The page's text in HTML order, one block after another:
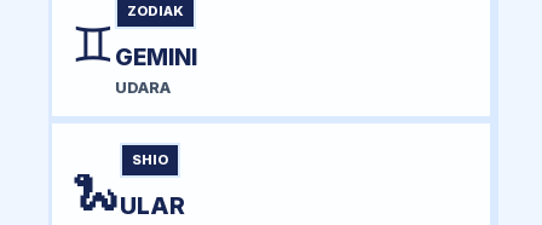
♊
ZODIAK
GEMINI
UDARA
🐍
SHIO
ULAR